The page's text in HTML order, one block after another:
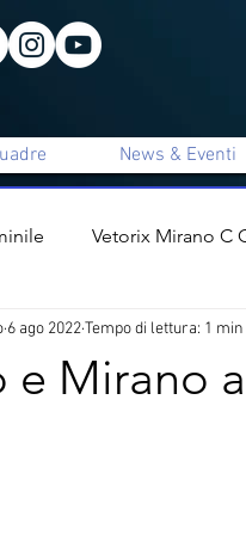
News & Eventi
Vetorix Mirano C
presentazione staff
e Mirano
6 ago 2022Tempo di lettura: 1 min